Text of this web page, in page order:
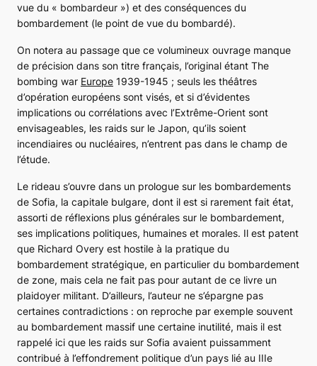
vue du « bombardeur ») et des conséquences du
bombardement (le point de vue du bombardé).
On notera au passage que ce volumineux ouvrage manque
de précision dans son titre français, l’original étant The
bombing war Europe 1939-1945 ; seuls les théâtres
d’opération européens sont visés, et si d’évidentes
implications ou corrélations avec l’Extrême-Orient sont
envisageables, les raids sur le Japon, qu’ils soient
incendiaires ou nucléaires, n’entrent pas dans le champ de
l’étude.
Le rideau s’ouvre dans un prologue sur les bombardements
de Sofia, la capitale bulgare, dont il est si rarement fait état,
assorti de réflexions plus générales sur le bombardement,
ses implications politiques, humaines et morales. Il est patent
que Richard Overy est hostile à la pratique du
bombardement stratégique, en particulier du bombardement
de zone, mais cela ne fait pas pour autant de ce livre un
plaidoyer militant. D’ailleurs, l’auteur ne s’épargne pas
certaines contradictions : on reproche par exemple souvent
au bombardement massif une certaine inutilité, mais il est
rappelé ici que les raids sur Sofia avaient puissamment
contribué à l’effondrement politique d’un pays lié au IIIe